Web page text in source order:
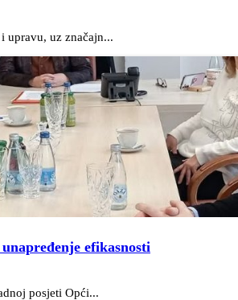
upravu, uz značajn...
efikasnosti
posjeti Opći...